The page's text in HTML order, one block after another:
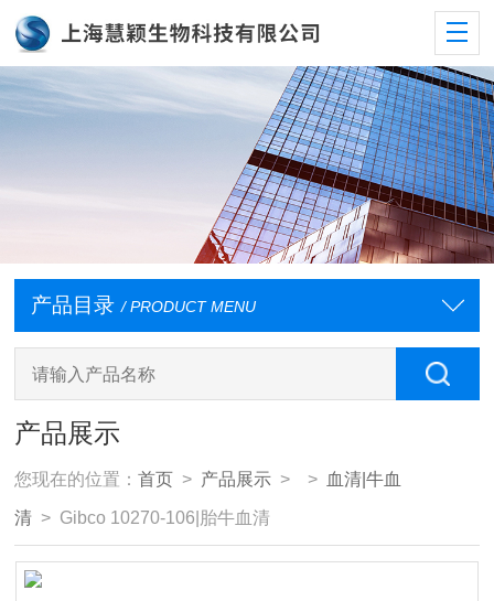
产品目录 / PRODUCT MENU
产品展示
您现在的位置：首页 > 产品展示 > > 血清|牛血
清 > Gibco 10270-106|胎牛血清